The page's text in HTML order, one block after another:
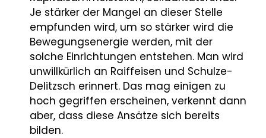
Je stärker der Mangel an dieser Stelle
empfunden wird, um so stärker wird die
Bewegungsenergie werden, mit der
solche Einrichtungen entstehen. Man wird
unwillkürlich an Raiffeisen und Schulze-
Delitzsch erinnert. Das mag einigen zu
hoch gegriffen erscheinen, verkennt dann
aber, dass diese Ansätze sich bereits
bilden.